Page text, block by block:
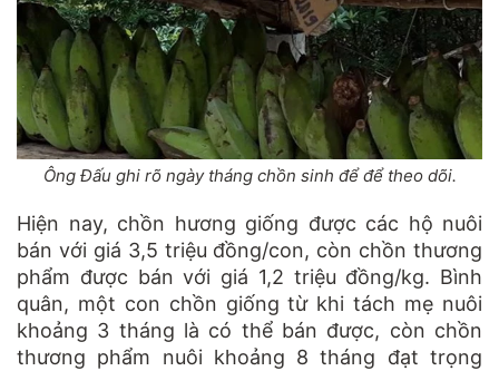
Ông Đấu ghi rõ ngày tháng chồn sinh để để theo dõi.
Hiện nay, chồn hương giống được các hộ nuôi
bán với giá 3,5 triệu đồng/con, còn chồn thương
phẩm được bán với giá 1,2 triệu đồng/kg. Bình
quân, một con chồn giống từ khi tách mẹ nuôi
khoảng 3 tháng là có thể bán được, còn chồn
thương phẩm nuôi khoảng 8 tháng đạt trọng